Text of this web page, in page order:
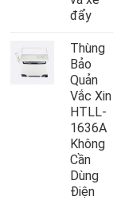
đẩy
Thùng
Bảo
Quản
Vắc Xin
HTLL-
1636A
Không
Cần
Dùng
Điện